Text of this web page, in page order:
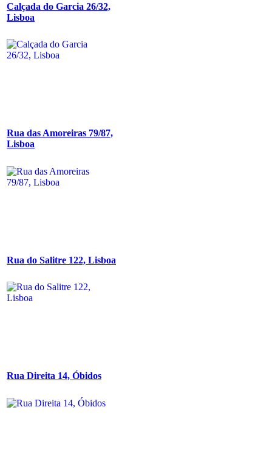
Calçada do Garcia 26/32,
Lisboa
Rua das Amoreiras 79/87,
Lisboa
Rua do Salitre 122, Lisboa
Rua Direita 14, Óbidos